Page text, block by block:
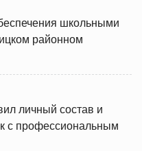
школьными
районном
личный состав и
с профессиональным